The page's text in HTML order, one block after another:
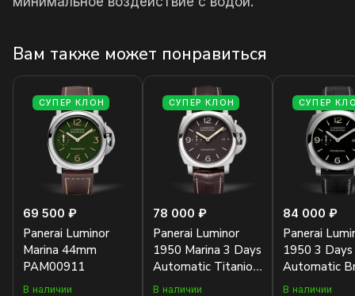
Вам также может понравиться
СУПЕР КЛОН
69 500 ₽
Panerai Luminor
Marina 44mm
PAM00911
В наличии
СУПЕР КЛОН
78 000 ₽
Panerai Luminor
1950 Marina 3 Days
Automatic Titanio
44mm PAM00351
В наличии
СУПЕР
84 000 ₽
Panerai
1950 3 Days
Automatic
44mm
В наличии